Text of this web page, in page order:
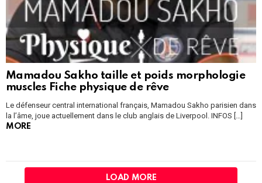
Mamadou Sakho taille et poids morphologie
muscles Fiche physique de rêve
Le défenseur central international français, Mamadou Sakho parisien dans
la l’âme, joue actuellement dans le club anglais de Liverpool. INFOS […]
MORE
LOAD MORE